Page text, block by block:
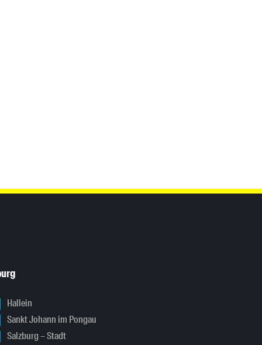
Hallein
Sankt Johann im Pongau
Salzburg – Stadt